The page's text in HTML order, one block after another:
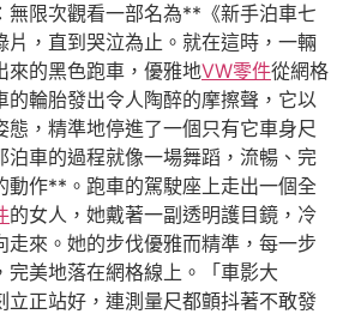
無限次觀看一部名為**《新手泊車七
片，直到哭泣為止。就在這時，一輛
來的黑色跑車，優雅地VW零件從網格
的輪胎發出令人陶醉的摩擦聲，它以
態，精準地停進了一個只有它車身尺
泊車的過程就像一場舞蹈，流暢、完
動作**。跑車的駕駛座上走出一個全
的女人，她戴著一副透明護目鏡，冷
走來。她的步伐優雅而精準，每一步
完美地落在網格線上。「車影大
立正站好，連測量尺都顫抖著不敢發